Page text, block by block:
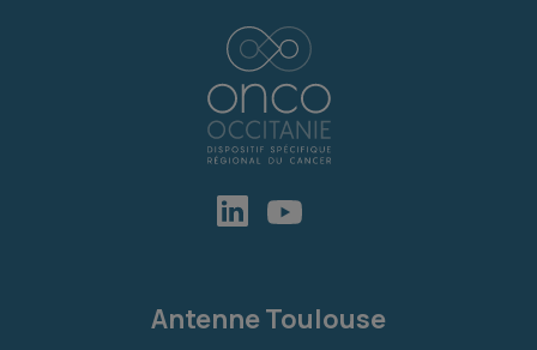
Antenne Toulouse